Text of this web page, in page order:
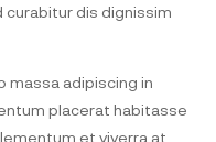
dis dignissim
massa adipiscing in
placerat habitasse
et viverra at